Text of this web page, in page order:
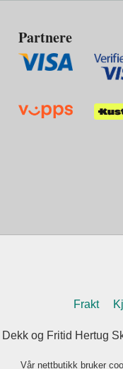
Partnere
Frakt
Dekk og Fritid Hertug
Vår nettbutikk bruker